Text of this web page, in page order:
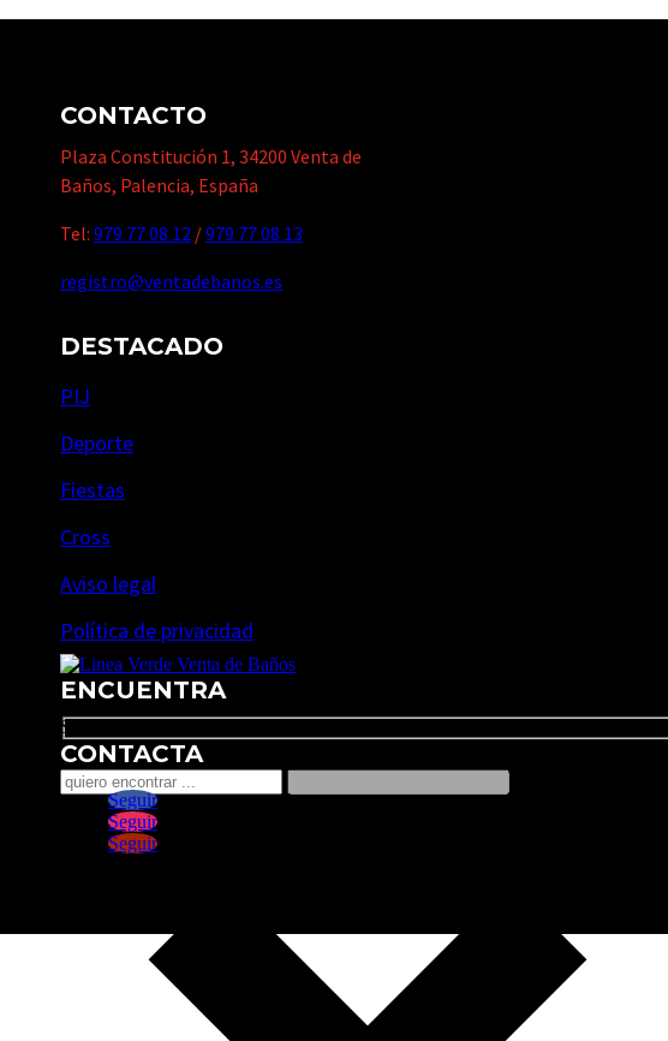
CONTACTO
Plaza Constitución 1, 34200 Venta de
Baños, Palencia, España
Tel: 979 77 08 12 /979 77 08 13
registro@ventadebanos.es
DESTACADO
PIJ
Deporte
Fiestas
Cross
Aviso legal
Política de privacidad
ENCUENTRA
Search
CONTACTA
Seguir
Seguir
Seguir